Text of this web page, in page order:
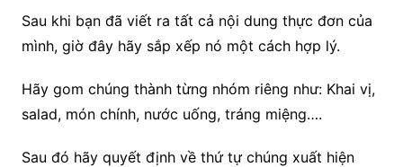
Sau khi bạn đã viết ra tất cả nội dung thực đơn của
mình, giờ đây hãy sắp xếp nó một cách hợp lý.
Hãy gom chúng thành từng nhóm riêng như: Khai vị,
salad, món chính, nước uống, tráng miệng….
Sau đó hãy quyết định về thứ tự chúng xuất hiện